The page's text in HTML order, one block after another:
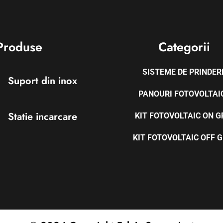
Suport din inox
Statie incarcare
Categorii
SISTEME DE
PANOURI
KIT FOTOVOLTAIC ON
KIT FOTOVOLTAIC OFF